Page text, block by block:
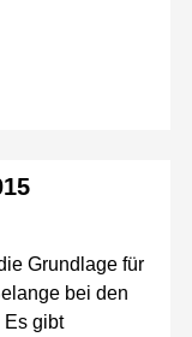
Grundlage für
bei den
Es gibt